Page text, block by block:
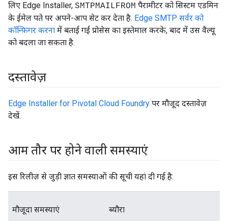
लिए Edge Installer, SMTPMAILFROM पैरामीटर को सिस्टम एडमिन
के ईमेल पते पर अपने-आप सेट कर देता है. Edge SMTP सर्वर को
कॉन्फ़िगर करना में बताई गई प्रोसेस का इस्तेमाल करके, बाद में उस वैल्यू
को बदला जा सकता है.
दस्तावेज़
Edge Installer for Pivotal Cloud Foundry पर मौजूद दस्तावेज़
देखें.
आम तौर पर होने वाली समस्याएं
इस रिलीज़ से जुड़ी ज्ञात समस्याओं की सूची यहां दी गई है:
मौजूदा समस्याएं ब्यौरा